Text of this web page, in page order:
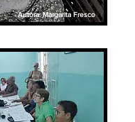
Autora: Margarita Fresco